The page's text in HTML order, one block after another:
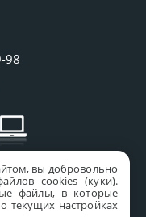
вы добровольно
cookies (куки).
файлы, в которые
текущих настройках
98
MICS
Distribution Company